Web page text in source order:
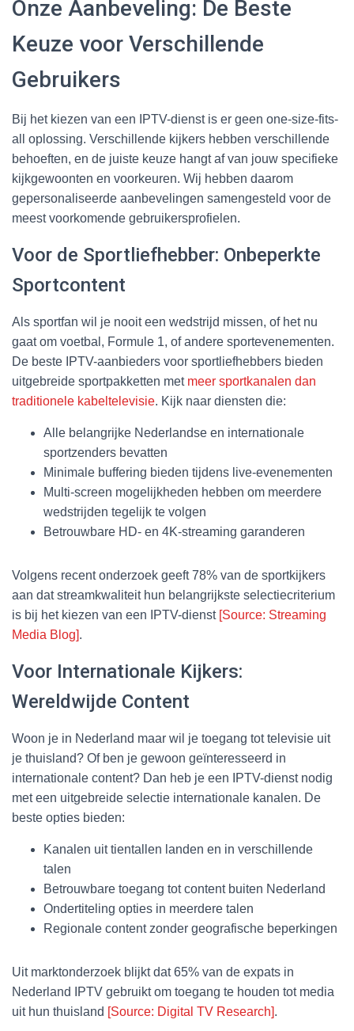
Onze Aanbeveling: De Beste
Keuze voor Verschillende
Gebruikers
Bij het kiezen van een IPTV-dienst is er geen one-size-fits-
all oplossing. Verschillende kijkers hebben verschillende
behoeften, en de juiste keuze hangt af van jouw specifieke
kijkgewoonten en voorkeuren. Wij hebben daarom
gepersonaliseerde aanbevelingen samengesteld voor de
meest voorkomende gebruikersprofielen.
Voor de Sportliefhebber: Onbeperkte
Sportcontent
Als sportfan wil je nooit een wedstrijd missen, of het nu
gaat om voetbal, Formule 1, of andere sportevenementen.
De beste IPTV-aanbieders voor sportliefhebbers bieden
uitgebreide sportpakketten met meer sportkanalen dan
traditionele kabeltelevisie. Kijk naar diensten die:
Alle belangrijke Nederlandse en internationale
sportzenders bevatten
Minimale buffering bieden tijdens live-evenementen
Multi-screen mogelijkheden hebben om meerdere
wedstrijden tegelijk te volgen
Betrouwbare HD- en 4K-streaming garanderen
Volgens recent onderzoek geeft 78% van de sportkijkers
aan dat streamkwaliteit hun belangrijkste selectiecriterium
is bij het kiezen van een IPTV-dienst [Source: Streaming
Media Blog].
Voor Internationale Kijkers:
Wereldwijde Content
Woon je in Nederland maar wil je toegang tot televisie uit
je thuisland? Of ben je gewoon geïnteresseerd in
internationale content? Dan heb je een IPTV-dienst nodig
met een uitgebreide selectie internationale kanalen. De
beste opties bieden:
Kanalen uit tientallen landen en in verschillende
talen
Betrouwbare toegang tot content buiten Nederland
Ondertiteling opties in meerdere talen
Regionale content zonder geografische beperkingen
Uit marktonderzoek blijkt dat 65% van de expats in
Nederland IPTV gebruikt om toegang te houden tot media
uit hun thuisland [Source: Digital TV Research].